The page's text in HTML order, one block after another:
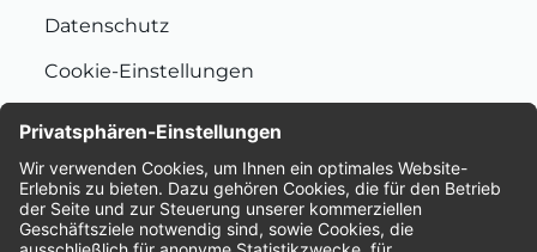
Datenschutz
Cookie-Einstellungen
Bewertungen